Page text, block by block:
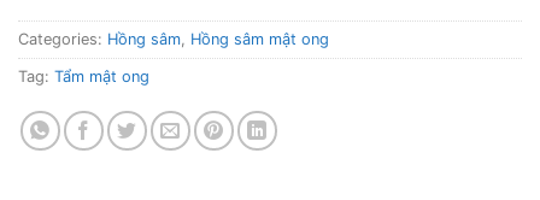
Categories: Hồng sâm, Hồng sâm mật ong
Tag: Tẩm mật ong